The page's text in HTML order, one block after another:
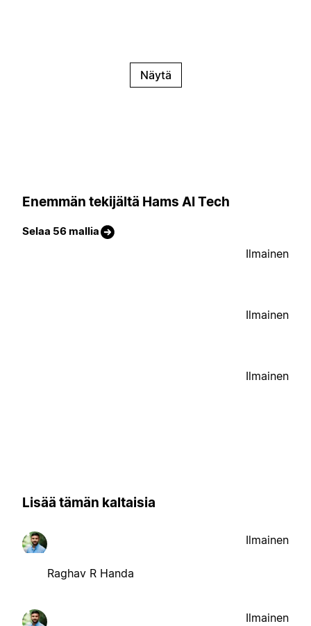
Näytä
Enemmän tekijältä Hams AI Tech
Selaa 56 mallia
Ilmainen
Ilmainen
Ilmainen
Lisää tämän kaltaisia
Raghav R Handa
Ilmainen
Ilmainen